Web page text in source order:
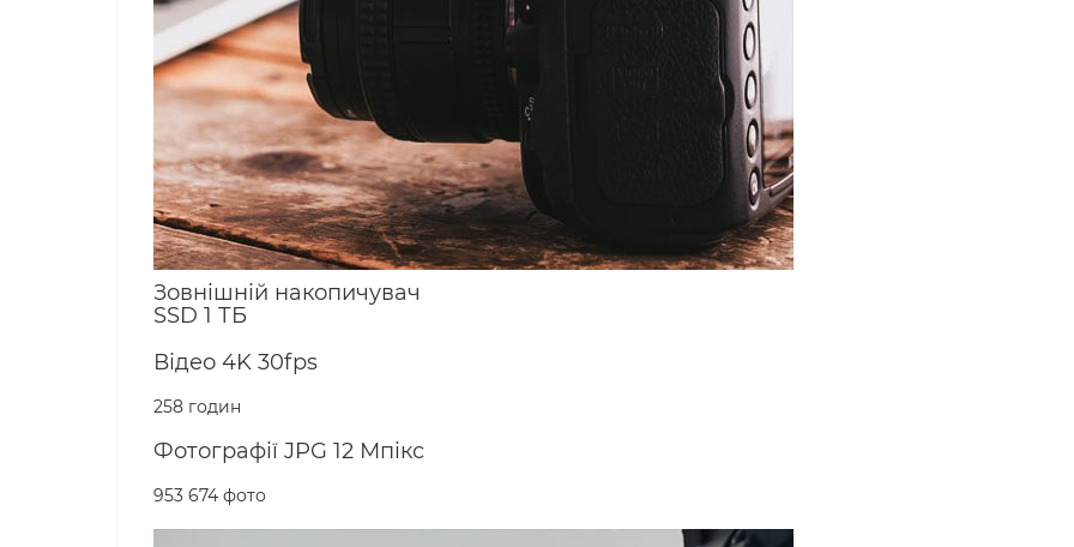
Зовнішній накопичувач
SSD 1 ТБ
Відео 4K 30fps
258 годин
Фотографії JPG 12 Мпікс
953 674 фото